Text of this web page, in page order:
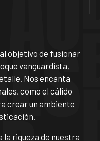
objetivo de fusionar
vanguardista,
Nos encanta
como el cálido
crear un ambiente
la riqueza de nuestra